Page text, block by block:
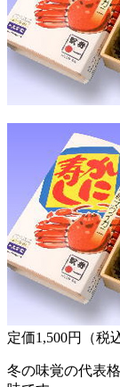
定価1,500円（税
冬の味覚の代表